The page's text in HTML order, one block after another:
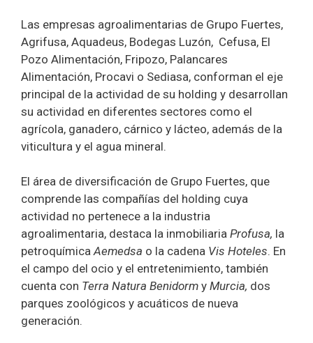
Las empresas agroalimentarias de Grupo Fuertes,
Agrifusa, Aquadeus, Bodegas Luzón, Cefusa, El
Pozo Alimentación, Fripozo, Palancares
Alimentación, Procavi o Sediasa, conforman el eje
principal de la actividad de su holding y desarrollan
su actividad en diferentes sectores como el
agrícola, ganadero, cárnico y lácteo, además de la
viticultura y el agua mineral.
El área de diversificación de Grupo Fuertes, que
comprende las compañías del holding cuya
actividad no pertenece a la industria
agroalimentaria, destaca la inmobiliaria Profusa, la
petroquímicaAemedsa o la cadena Vis Hoteles. En
el campo del ocio y el entretenimiento, también
cuenta con Terra Natura Benidorm y Murcia, dos
parques zoológicos y acuáticos de nueva
generación.